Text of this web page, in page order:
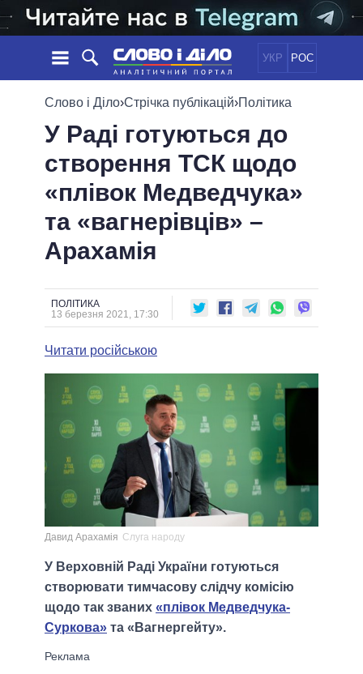
УКР РОС
НОВИНИ
СТРІЧКА
ПОДІЇ
СТАТТІ
ОГЛЯДИ
ДАЙДЖЕСТИ
ПОЛІТИКА
ЕКОНОМІКА
СУСПІЛЬСТВО
СВІТ
ОБIЦЯНКИ
ПОЛIТИКИ
ПРЕЗИДЕНТ І ОФІС
ВЕРХОВНА РАДА
ГОЛОВИ ОБЛАДМІНІСТРАЦІЙ
МЕРИ МІСТ
ВСІ ПЕРСОНИ
ІНФОГРАФІКА
ПОРІВНЯННЯ ПОЛІТИКІВ
Слово і Діло›Стрічка публікацій›Політика
У Раді готуються до
створення ТСК щодо
«плівок Медведчука»
та «вагнерівців» –
Арахамія
ПОЛІТИКА
13 березня 2021, 17:30
Читати російською
Давид Арахамія Слуга народу
У Верховній Раді України готуються
створювати тимчасову слідчу комісію
щодо так званих «плівок Медведчука-
Суркова» та «Вагнергейту».